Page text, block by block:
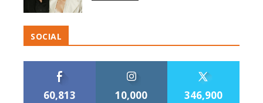
SOCIAL
60,813 10,000 346,900